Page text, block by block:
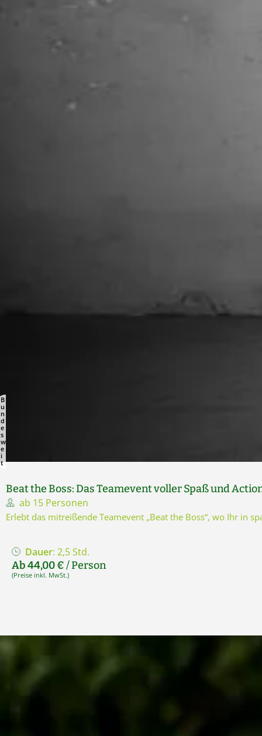
B
u
n
d
e
s
w
e
i
t
Beat the Boss: Das Teamevent voller Spaß und
ab 15 Personen
Erlebt das mitreißende Teamevent „Beat the Boss“, wo Ihr in
Dauer: 2,5 Std.
Ab 44,00 €/ Person
(Preise inkl. MwSt.)